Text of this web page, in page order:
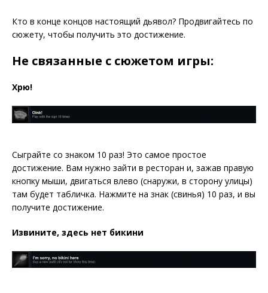
Кто в конце концов настоящий дьявол? Продвигайтесь по
сюжету, чтобы получить это достижение.
Не связанные с сюжетом игры:
Хрю!
Сыграйте со знаком 10 раз! Это самое простое
достижение. Вам нужно зайти в ресторан и, зажав правую
кнопку мыши, двигаться влево (снаружи, в сторону улицы)
там будет табличка. Нажмите на знак (свинья) 10 раз, и вы
получите достижение.
Извините, здесь нет бикини